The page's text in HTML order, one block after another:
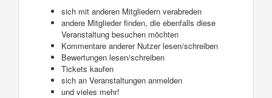
sich mit anderen Mitgliedern verabreden
andere Mitglieder finden, die ebenfalls diese
Veranstaltung besuchen möchten
Kommentare anderer Nutzer lesen/schreiben
Bewertungen lesen/schreiben
Tickets kaufen
sich an Veranstaltungen anmelden
und vieles mehr!